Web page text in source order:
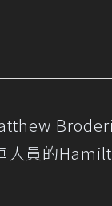
人員的